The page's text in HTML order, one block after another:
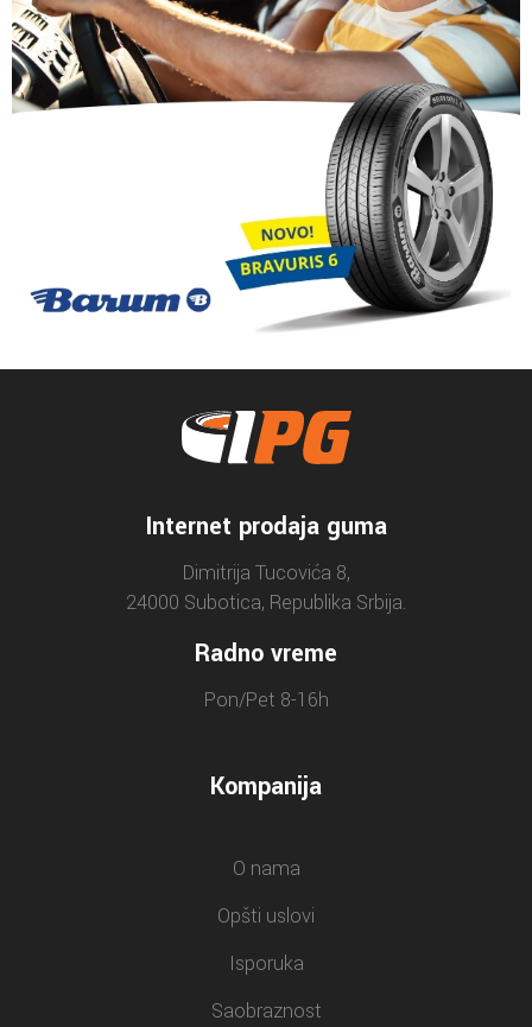
Internet prodaja guma
Dimitrija Tucovića 8,
24000 Subotica, Republika Srbija.
Radno vreme
Pon/Pet 8-16h
Kompanija
O nama
Opšti uslovi
Isporuka
Saobraznost